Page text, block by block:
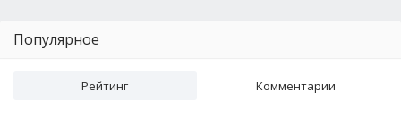
Популярное
Рейтинг Комментарии